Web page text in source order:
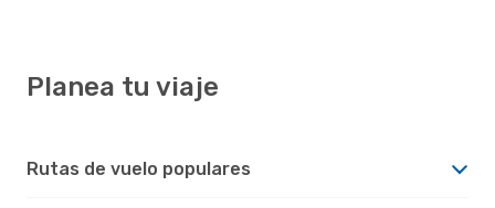
Planea tu viaje
Rutas de vuelo populares